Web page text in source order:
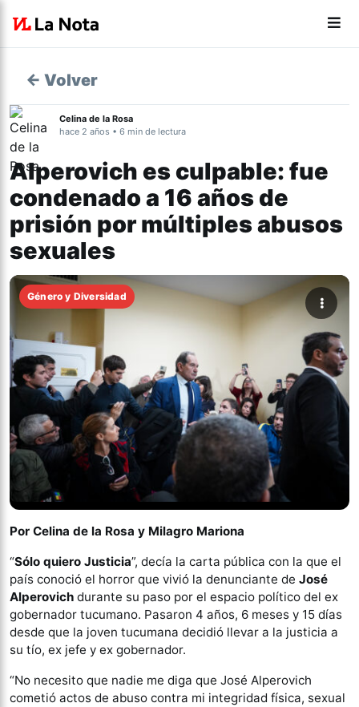
← Volver
Celina de la Rosa
hace 2 años • 6 min de lectura
Alperovich es culpable: fue
condenado a 16 años de
prisión por múltiples abusos
sexuales
Género y Diversidad
Por Celina de la Rosa y Milagro Mariona
“Sólo quiero Justicia”, decía la carta pública con la que el
país conoció el horror que vivió la denunciante de José
Alperovich durante su paso por el espacio político del ex
gobernador tucumano. Pasaron 4 años, 6 meses y 15 días
desde que la joven tucumana decidió llevar a la justicia a
su tío, ex jefe y ex gobernador.
“No necesito que nadie me diga que José Alperovich
cometió actos de abuso contra mi integridad física, sexual